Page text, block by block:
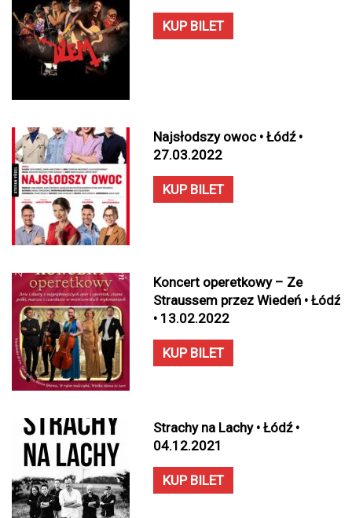
KUP BILET
Najsłodszy owoc • Łódź •
27.03.2022
KUP BILET
Koncert operetkowy – Ze
Straussem przez Wiedeń • Łódź
• 13.02.2022
KUP BILET
Strachy na Lachy • Łódź •
04.12.2021
KUP BILET